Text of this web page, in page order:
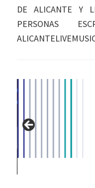
DE ALICANTE Y
PERSONAS